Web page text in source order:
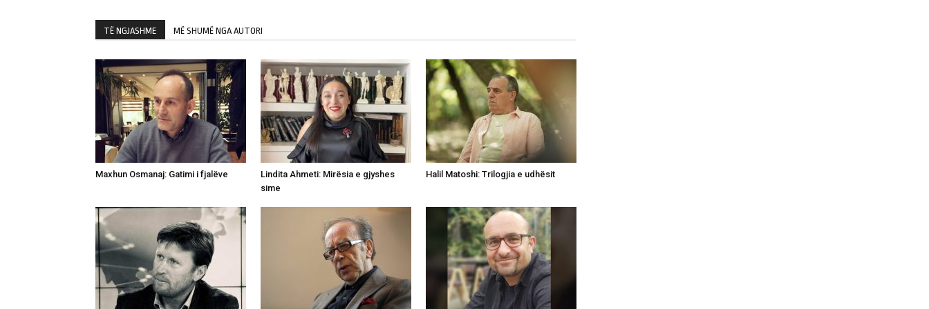
TË NGJASHME MË SHUMË NGA AUTORI
Maxhun Osmanaj: Gatimi i fjalëve
Lindita Ahmeti: Mirësia e gjyshes
sime
Halil Matoshi: Trilogjia e udhësit